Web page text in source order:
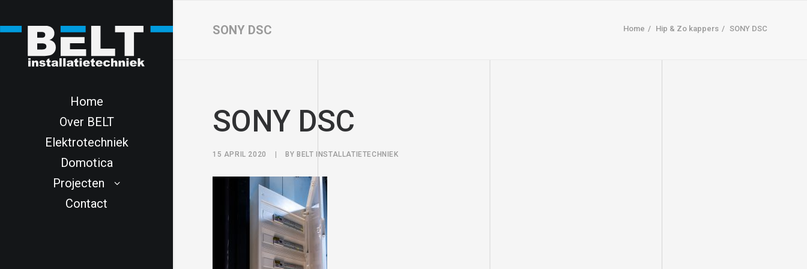
Home
Over BELT
Elektrotechniek
Domotica
Projecten
Contact
SONY DSC Home Hip & Zo kappers SONY DSC
SONY DSC
15 APRIL 2020 BY BELT INSTALLATIETECHNIEK